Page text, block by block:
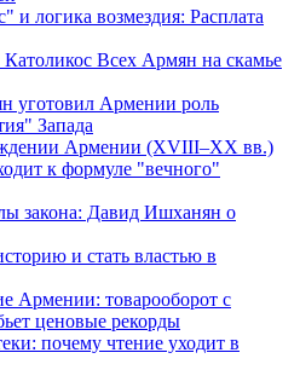
логика возмездия: Расплата
Всех Армян на скамье
Армении роль
Запада
Армении (XVIII–XX вв.)
к формуле "вечного"
закона: Давид Ишханян о
и стать властью в
Армении: товарооборот с
ценовые рекорды
почему чтение уходит в